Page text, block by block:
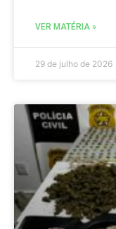
VER MATÉRIA »
29 de julho de 2026